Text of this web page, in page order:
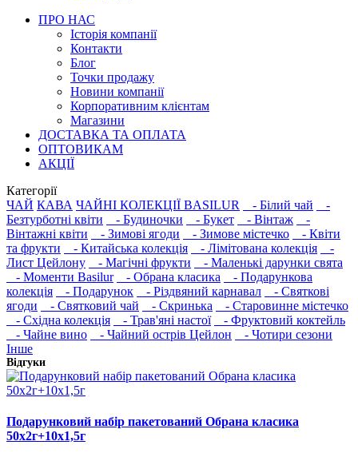
ПРО НАС
Історія компанії
Контакти
Блог
Точки продажу
Новини компанії
Корпоративним клієнтам
Магазини
ДОСТАВКА ТА ОПЛАТА
ОПТОВИКАМ
АКЦІЇ
Категорії
ЧАЙ КАВА ЧАЙНІ КОЛЕКЦІЇ BASILUR - Білий чай
-
Безтурботні квіти
- Будиночки - Букет - Вінтаж
-
Вінтажні квіти
- Зимові ягоди - Зимове містечко
- Квіти
та фрукти
- Китайська колекція - Лімітована колекція
-
Лист Цейлону
- Магічні фрукти
- Маленькі дарунки свята
- Моменти Basilur
- Обрана класика
- Подарункова
колекція
- Подарунок - Різдвяний карнавал
- Святкові
ягоди
- Святковий чай - Скринька
- Старовинне містечко
- Східна колекція
- Трав'яні настої
- Фруктовий коктейль
- Чайне вино
- Чайний острів Цейлон
- Чотири сезони
Інше
Відгуки
Подарунковий набір пакетований Обрана класика
50х2г+10х1,5г